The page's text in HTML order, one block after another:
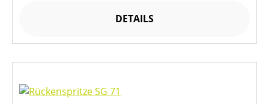
DETAILS